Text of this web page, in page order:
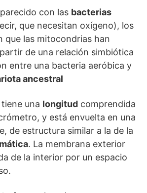
con las bacterias
que necesitan oxígeno), los
que las mitocondrias han
de una relación simbiótica
entre una bacteria aeróbica y
ancestral
una longitud comprendida
y está envuelta en una
de estructura similar a la de la
. La membrana exterior
de la interior por un espacio